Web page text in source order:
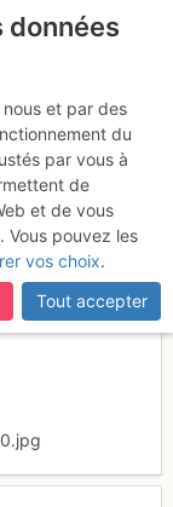
nc-nd)
données
et par des
du
par vous à
de
et de vous
Vous pouvez les
vos choix.
Tout accepter